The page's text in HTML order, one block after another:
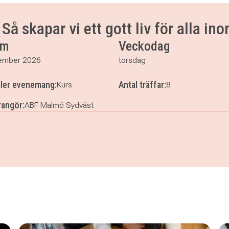
skapar vi ett gott liv för alla
2026
Veckodag
torsdag
evenemang:Kurs Antal träffar:8
ABF Malmö Sydväst
omställning - Så skapar vi ett gott liv för alla inom